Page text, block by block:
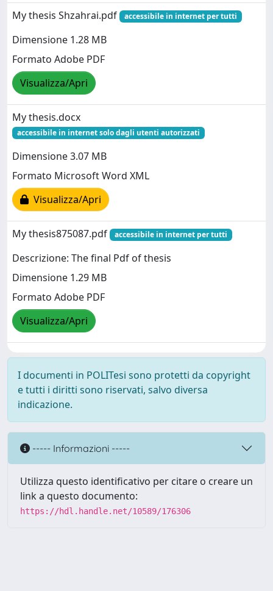
My thesis Shzahrai.pdf
accessibile in internet per tutti
Dimensione 1.28 MB
Formato Adobe PDF
Visualizza/Apri
My thesis.docx
accessibile in internet solo dagli utenti autorizzati
Dimensione 3.07 MB
Formato Microsoft Word XML
Visualizza/Apri
My thesis875087.pdf accessibile in internet per tutti
Descrizione: The final Pdf of thesis
Dimensione 1.29 MB
Formato Adobe PDF
Visualizza/Apri
I documenti in POLITesi sono protetti da copyright
e tutti i diritti sono riservati, salvo diversa
indicazione.
----- Informazioni -----
Utilizza questo identificativo per citare o creare un
link a questo documento:
https://hdl.handle.net/10589/176306